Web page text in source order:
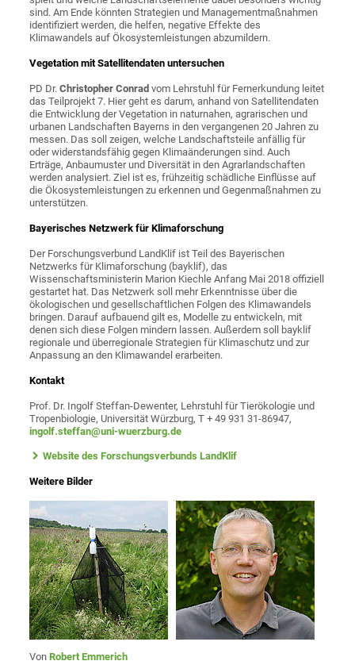
sind. Am Ende könnten Strategien und Managementmaßnahmen
identifiziert werden, die helfen, negative Effekte des
Klimawandels auf Ökosystemleistungen abzumildern.
Vegetation mit Satellitendaten untersuchen
PD Dr.Christopher Conrad vom Lehrstuhl für Fernerkundung leitet
das Teilprojekt 7. Hier geht es darum, anhand von Satellitendaten
die Entwicklung der Vegetation in naturnahen, agrarischen und
urbanen Landschaften Bayerns in den vergangenen 20 Jahren zu
messen. Das soll zeigen, welche Landschaftsteile anfällig für
oder widerstandsfähig gegen Klimaänderungen sind. Auch
Erträge, Anbaumuster und Diversität in den Agrarlandschaften
werden analysiert. Ziel ist es, frühzeitig schädliche Einflüsse auf
die Ökosystemleistungen zu erkennen und Gegenmaßnahmen zu
unterstützen.
Bayerisches Netzwerk für Klimaforschung
Der Forschungsverbund LandKlif ist Teil des Bayerischen
Netzwerks für Klimaforschung (bayklif), das
Wissenschaftsministerin Marion Kiechle Anfang Mai 2018 offiziell
gestartet hat. Das Netzwerk soll mehr Erkenntnisse über die
ökologischen und gesellschaftlichen Folgen des Klimawandels
bringen. Darauf aufbauend gilt es, Modelle zu entwickeln, mit
denen sich diese Folgen mindern lassen. Außerdem soll bayklif
regionale und überregionale Strategien für Klimaschutz und zur
Anpassung an den Klimawandel erarbeiten.
Kontakt
Prof. Dr. Ingolf Steffan-Dewenter, Lehrstuhl für Tierökologie und
Tropenbiologie, Universität Würzburg, T + 49 931 31-86947,
ingolf.steffan@uni-wuerzburg.de
Website des Forschungsverbunds LandKlif
Weitere Bilder
VonRobert Emmerich